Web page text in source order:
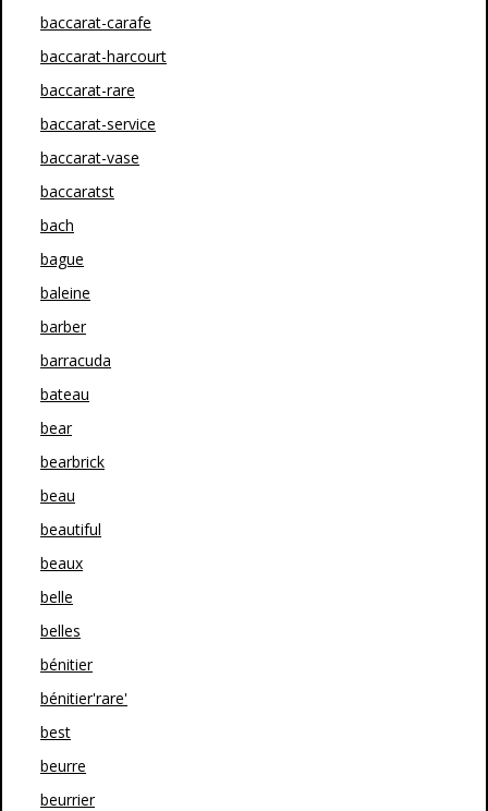
baccarat-carafe
baccarat-harcourt
baccarat-rare
baccarat-service
baccarat-vase
baccaratst
bach
bague
baleine
barber
barracuda
bateau
bear
bearbrick
beau
beautiful
beaux
belle
belles
bénitier
bénitier'rare'
best
beurre
beurrier